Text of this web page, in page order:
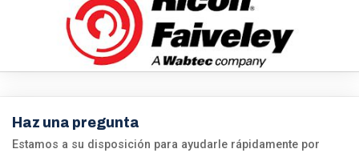
Haz una pregunta
Estamos a su disposición para ayudarle rápidamente por